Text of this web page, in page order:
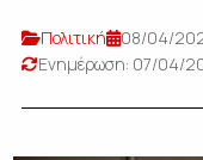
Πολιτική
08/04/
Ενημέρωση: 07/04/